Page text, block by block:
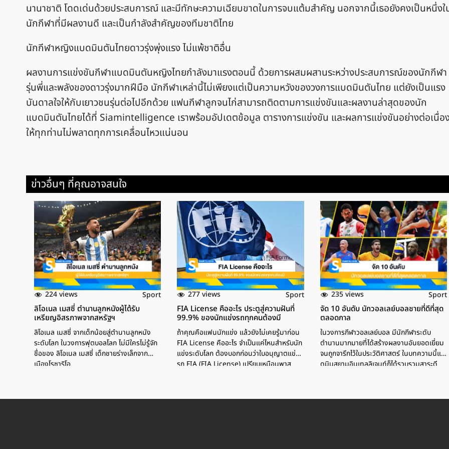
นานาชาติ โดดเด่นด้วยประสบการณ์ และมีทักษะความเฉียบขาดในการจบแต้มสำคัญ นอกจากนี้เธอยังคงเป็นหนึ่งใ
นักกีฬาที่มีผลงานดี และเป็นกำลังสำคัญของทีมชาติไทย
นักกีฬาหญิงแบดมินตันไทยดาวรุ่งพุ่งแรง ไม่แพ้ชาติอื่น
ผลงานการแข่งขันกีฬาแบดมินตันหญิงไทยกำลังมาแรงตอนนี้ ด้วยการผสมผสานระหว่างประสบการณ์ของนักกีฬา
รุ่นพี่และพลังของดาวรุ่งมากฝีมือ นักกีฬาเหล่านี้ไม่เพียงแต่เป็นความหวังของวงการแบดมินตันไทย แต่ยังเป็นแรง
บันดาลใจให้กับเยาวชนรุ่นต่อไปอีกด้วย แฟนกีฬาลูกจนไก่สามารถติดตามการแข่งขันและผลงานล่าสุดของนัก
แบดมินตันไทยได้ที่ Siamintelligence เราพร้อมอัปเดตข้อมูล ตารางการแข่งขัน และผลการแข่งขันอย่างต่อเนื่อ
ให้ทุกท่านไม่พลาดทุกการเคลื่อนไหวแน่นอน
ข่าวอื่นๆ ที่คุณอาจสนใจ
224 views Sport
ลิโอเนล เมสซี่ ตำนานลูกหนังผู้ได้รับ
เหรียญอิสรภาพจากสหรัฐฯ
ลิโอเนล เมสซี่ จากเด็กน้อยสู่ตำนานลูกหนัง
ระดับโลก ในวงการฟุตบอลโลก ไม่มีใครไม่รู้จัก
ชื่อของ ลิโอเนล เมสซี่ เด็กชายร่างเล็กจาก
เมืองโรซาริโอ
277 views Sport
FIA License คืออะไร ประตูสู่ความฝันที่
99.9% ของนักแข่งรถทุกคนต้องมี
ถ้าคุณคือแฟนนักแข่ง แล้วยังไม่เคยรู้มาก่อน
FIA License คืออะไร จำเป็นแค่ไหนสำหรับนัก
แข่งระดับโลก ต้องบอกก่อนว่าใบอนุญาตแข่ง
รถ FIA (FIA License) เปรียบเหมือนพาส
235 views Sport
จัด 10 อันดับ นักวอลเลย์บอลชายที่ดีที่สุด
ตลอดกาล
ในวงการกีฬาวอลเลย์บอล มีนักกีฬาระดับ
ตำนานมากมายที่ได้สร้างผลงานอันยอดเยี่ยม
จนถูกจารึกไว้ในประวัติศาสตร์ ในบทความนี้แอ
ดมินสยามอินเทลลิเจนท์ก็ได้รวบรวมสาระดี